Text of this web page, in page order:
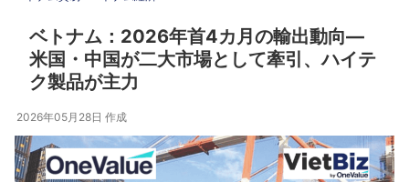
ベトナム：2026年首4カ月の輸出動向―
米国・中国が二大市場として牽引、ハイテ
ク製品が主力
2026年05月28日 作成